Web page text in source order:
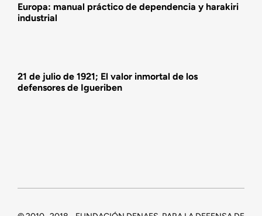
Europa: manual práctico de dependencia y harakiri
industrial
21 de julio de 1921; El valor inmortal de los
defensores de Igueriben